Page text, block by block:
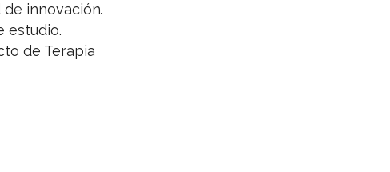
innovación.
estudio.
de Terapia